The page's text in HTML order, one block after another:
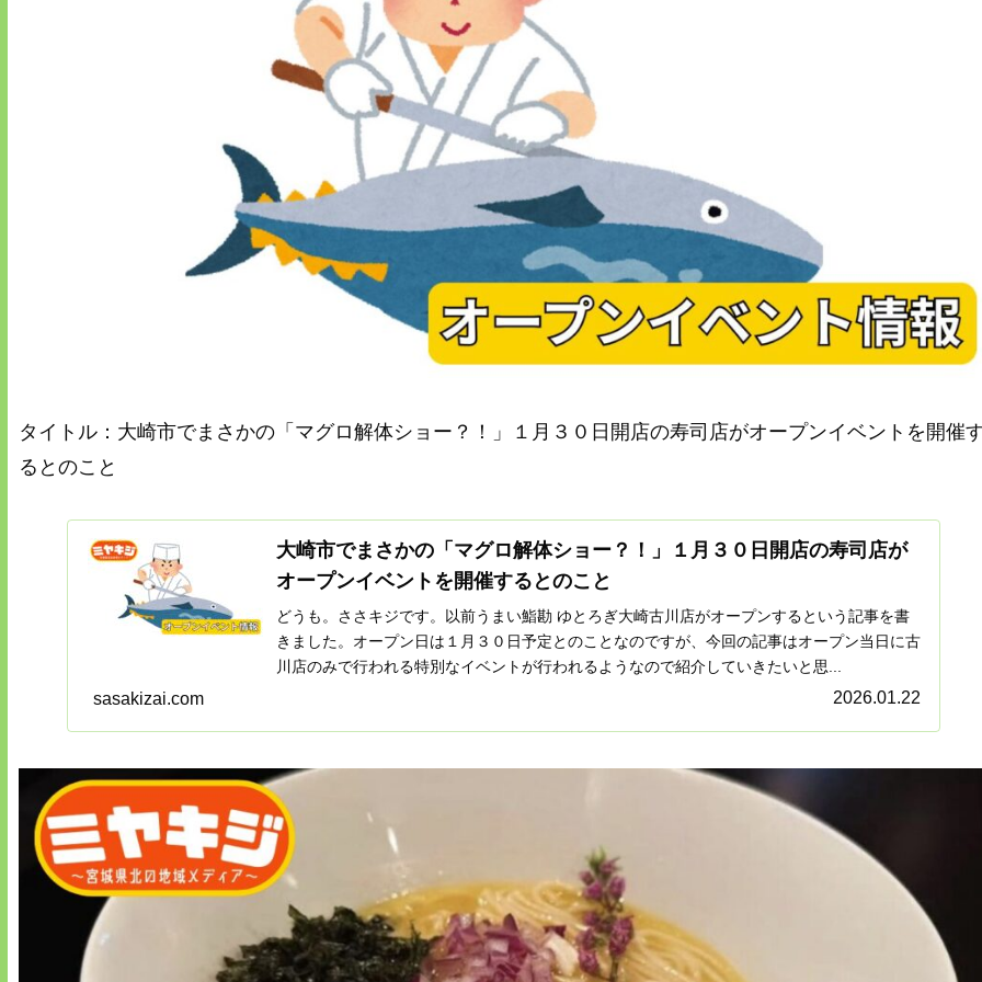
タイトル：大崎市でまさかの「マグロ解体ショー？！」１月３０日開店の寿司店がオープンイベントを開催
るとのこと
大崎市でまさかの「マグロ解体ショー？！」１月３０日開店の寿司店が
オープンイベントを開催するとのこと
どうも。ささキジです。以前うまい鮨勘 ゆとろぎ大崎古川店がオープンするという記事を書
きました。オープン日は１月３０日予定とのことなのですが、今回の記事はオープン当日に古
川店のみで行われる特別なイベントが行われるようなので紹介していきたいと思...
sasakizai.com 2026.01.22